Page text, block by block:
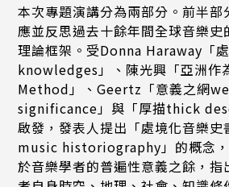
本次專題演講分為兩部分。前半部
應並反思過去十餘年間全球音樂史
理論框架。受Donna Haraway「
knowledges」、陳光興「亞洲作
Method」、Geertz「意義之網
significance」與「厚描thick
啟發，發表人提出「處境化音樂
music historiography」的概念，
於音樂學者的普遍性意義之餘，指